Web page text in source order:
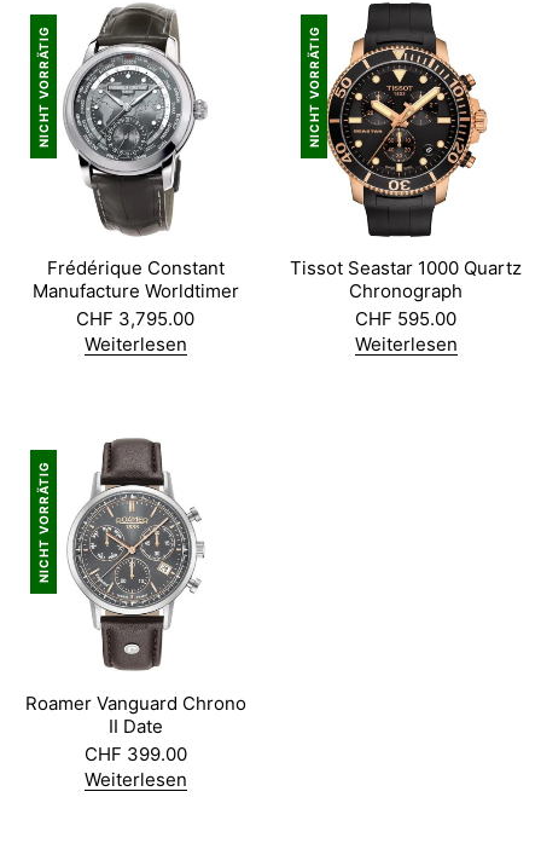
NICHT VORRÄTIG
Frédérique Constant
Manufacture Worldtimer
CHF 3,795.00
Weiterlesen
NICHT VORRÄTIG
Tissot Seastar 1000 Quartz
Chronograph
CHF 595.00
Weiterlesen
NICHT VORRÄTIG
Roamer Vanguard Chrono
II Date
CHF 399.00
Weiterlesen